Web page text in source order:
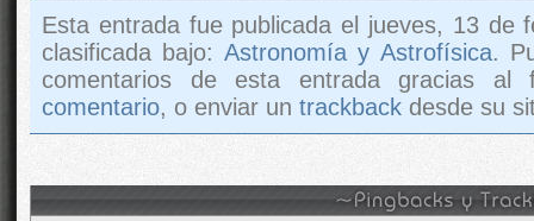
Esta entrada fue publicada el jueves, 13 de
clasificada bajo: Astronomía y Astrofísica.
comentarios de esta entrada gracias
comentario, o enviar un trackback desde su